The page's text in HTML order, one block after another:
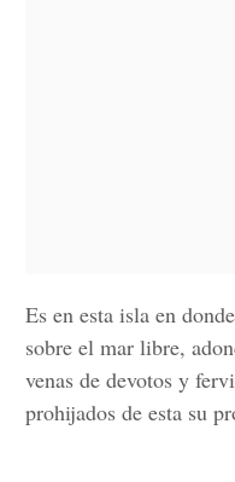
Es en esta isla en
sobre el mar libre,
venas de devotos y
prohijados de esta su